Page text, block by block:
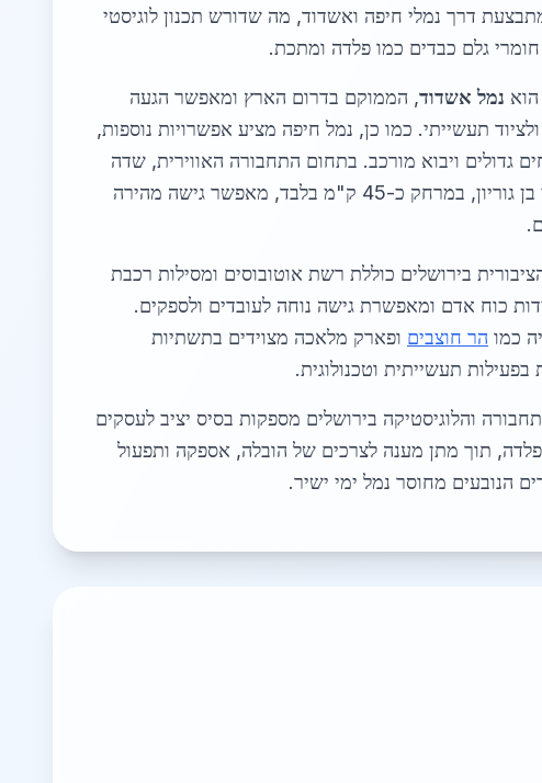
דרך נמלי חיפה ואשדוד, מה שדורש תכנון לוגיסטי
גלם כבדים כמו פלדה ומתכת.
נמל אשדוד, הממוקם בדרום הארץ ומאפשר הגעה
תעשייתי. כמו כן, נמל חיפה מציע אפשרויות נוספות,
גדולים ויבוא מורכב. בתחום התחבורה האווירית, שדה
התעופה הבינלאומי בן גוריון, במרחק כ-45 ק"מ בלבד, מאפשר גישה מהירה
בירושלים כוללת רשת אוטובוסים ומסילות רכבת
כוח אדם ומאפשרת גישה נוחה לעובדים ולספקים.
כמו הר חוצבים ופארק מלאכה מצוידים בתשתיות
תעשייתית וטכנולוגית.
והלוגיסטיקה בירושלים מספקות בסיס יציב לעסקים
תוך מתן מענה לצרכים של הובלה, אספקה ותפעול
הנובעים מחוסר נמל ימי ישיר.